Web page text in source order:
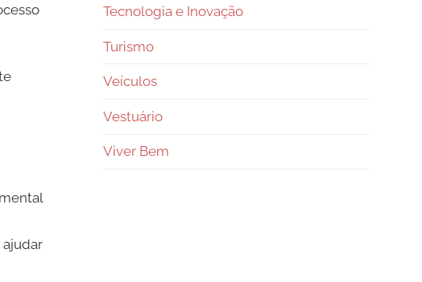
Tecnologia e Inovação
Turismo
Veículos
Vestuário
Viver Bem